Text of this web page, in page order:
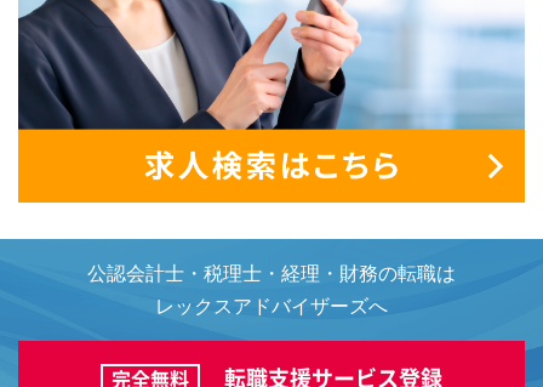
公認会計士・税理士・経理・財務の転職は
レックスアドバイザーズへ
完全無料 転職支援サービス登録